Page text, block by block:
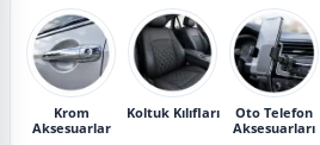
Krom
Aksesuarlar
Koltuk Kılıfları
Oto Telefon
Aksesuarları